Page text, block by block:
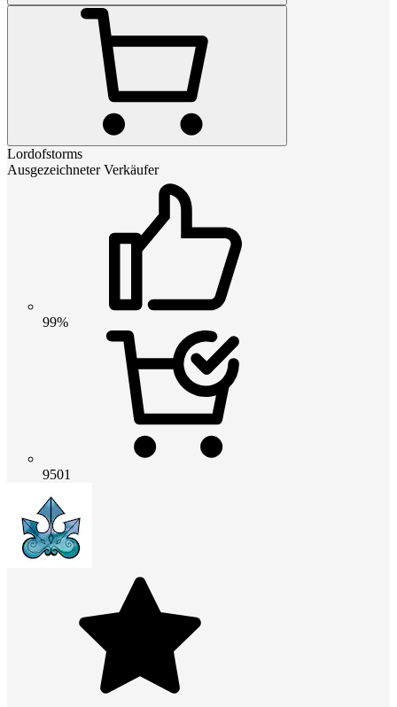
Lordofstorms
Ausgezeichneter Verkäufer
99%
9501